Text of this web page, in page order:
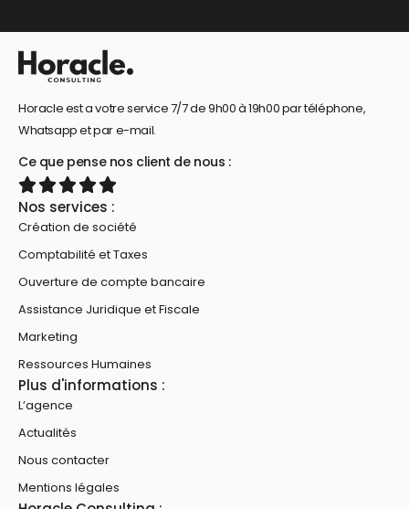
Horacle est a votre service 7/7 de 9h00 à 19h00 par téléphone,
Whatsapp et par e-mail.
Ce que pense nos client de nous :
Nos services :
Création de société
Comptabilité et Taxes
Ouverture de compte bancaire
Assistance Juridique et Fiscale
Marketing
Ressources Humaines
Plus d'informations :
L’agence
Actualités
Nous contacter
Mentions légales